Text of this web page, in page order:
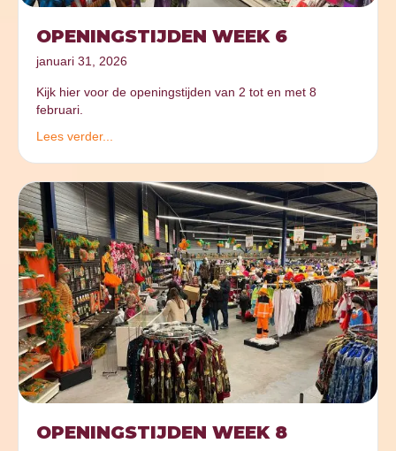
OPENINGSTIJDEN WEEK 6
januari 31, 2026
Kijk hier voor de openingstijden van 2 tot en met 8
februari.
Lees verder...
OPENINGSTIJDEN WEEK 8